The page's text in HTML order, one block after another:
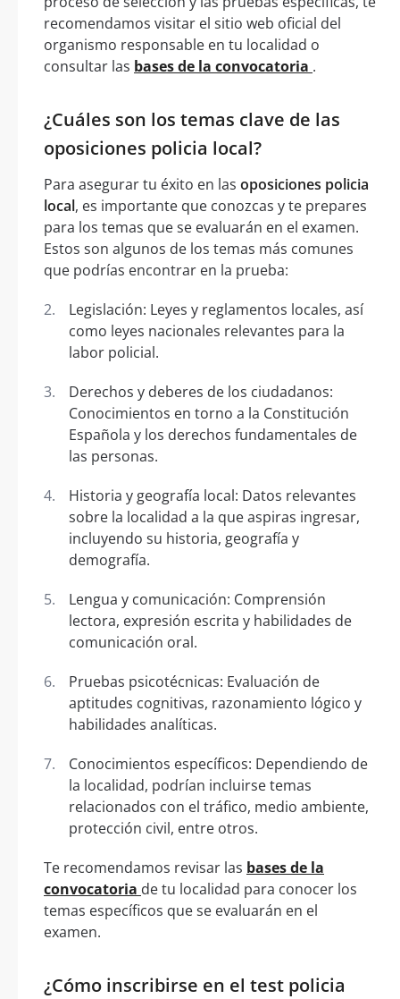
recomendamos visitar el sitio web oficial del
organismo responsable en tu localidad o
consultar las bases de la convocatoria .
¿Cuáles son los temas clave de las
oposiciones policia local?
Para asegurar tu éxito en las oposiciones policia
local, es importante que conozcas y te prepares
para los temas que se evaluarán en el examen.
Estos son algunos de los temas más comunes
que podrías encontrar en la prueba:
Legislación: Leyes y reglamentos locales, así
como leyes nacionales relevantes para la
labor policial.
Derechos y deberes de los ciudadanos:
Conocimientos en torno a la Constitución
Española y los derechos fundamentales de
las personas.
Historia y geografía local: Datos relevantes
sobre la localidad a la que aspiras ingresar,
incluyendo su historia, geografía y
demografía.
Lengua y comunicación: Comprensión
lectora, expresión escrita y habilidades de
comunicación oral.
Pruebas psicotécnicas: Evaluación de
aptitudes cognitivas, razonamiento lógico y
habilidades analíticas.
Conocimientos específicos: Dependiendo de
la localidad, podrían incluirse temas
relacionados con el tráfico, medio ambiente,
protección civil, entre otros.
Te recomendamos revisar las bases de la
convocatoria de tu localidad para conocer los
temas específicos que se evaluarán en el
examen.
¿Cómo inscribirse en el test policia